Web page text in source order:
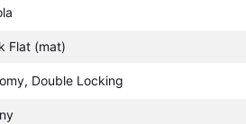
Flat (mat)
Double Locking